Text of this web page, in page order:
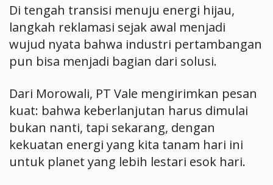
Di tengah transisi menuju energi hijau,
langkah reklamasi sejak awal menjadi
wujud nyata bahwa industri pertambangan
pun bisa menjadi bagian dari solusi.
Dari Morowali, PT Vale mengirimkan pesan
kuat: bahwa keberlanjutan harus dimulai
bukan nanti, tapi sekarang, dengan
kekuatan energi yang kita tanam hari ini
untuk planet yang lebih lestari esok hari.